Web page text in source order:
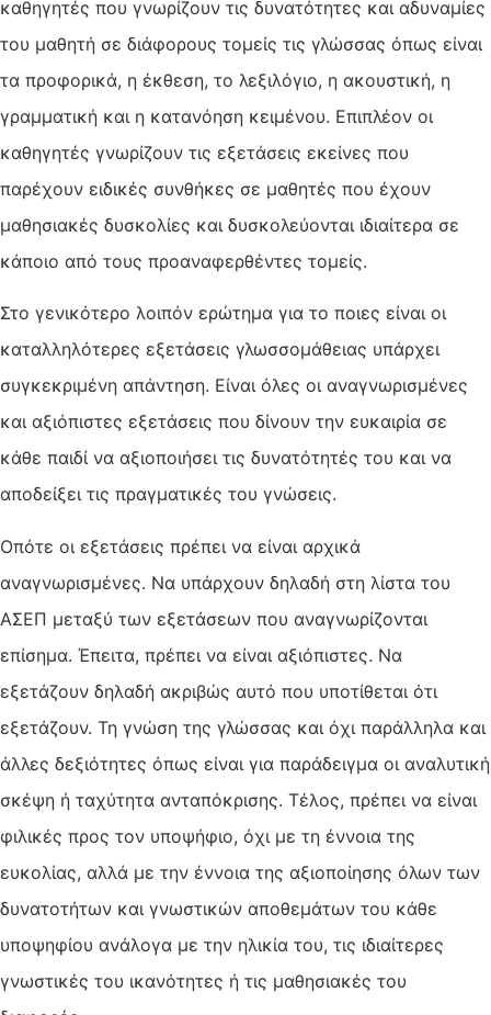
καθηγητές που γνωρίζουν τις δυνατότητες και αδυναμίες
του μαθητή σε διάφορους τομείς τις γλώσσας όπως είναι
τα προφορικά, η έκθεση, το λεξιλόγιο, η ακουστική, η
γραμματική και η κατανόηση κειμένου. Επιπλέον οι
καθηγητές γνωρίζουν τις εξετάσεις εκείνες που
παρέχουν ειδικές συνθήκες σε μαθητές που έχουν
μαθησιακές δυσκολίες και δυσκολεύονται ιδιαίτερα σε
κάποιο από τους προαναφερθέντες τομείς.
Στο γενικότερο λοιπόν ερώτημα για το ποιες είναι οι
καταλληλότερες εξετάσεις γλωσσομάθειας υπάρχει
συγκεκριμένη απάντηση. Είναι όλες οι αναγνωρισμένες
και αξιόπιστες εξετάσεις που δίνουν την ευκαιρία σε
κάθε παιδί να αξιοποιήσει τις δυνατότητές του και να
αποδείξει τις πραγματικές του γνώσεις.
Οπότε οι εξετάσεις πρέπει να είναι αρχικά
αναγνωρισμένες. Να υπάρχουν δηλαδή στη λίστα του
ΑΣΕΠ μεταξύ των εξετάσεων που αναγνωρίζονται
επίσημα. Έπειτα, πρέπει να είναι αξιόπιστες. Να
εξετάζουν δηλαδή ακριβώς αυτό που υποτίθεται ότι
εξετάζουν. Τη γνώση της γλώσσας και όχι παράλληλα και
άλλες δεξιότητες όπως είναι για παράδειγμα οι αναλυτική
σκέψη ή ταχύτητα ανταπόκρισης. Τέλος, πρέπει να είναι
φιλικές προς τον υποψήφιο, όχι με τη έννοια της
ευκολίας, αλλά με την έννοια της αξιοποίησης όλων των
δυνατοτήτων και γνωστικών αποθεμάτων του κάθε
υποψηφίου ανάλογα με την ηλικία του, τις ιδιαίτερες
γνωστικές του ικανότητες ή τις μαθησιακές του